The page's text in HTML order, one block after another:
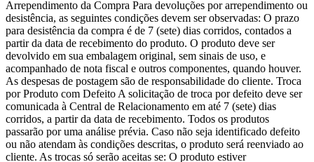
Arrependimento da Compra Para devoluções por arrependimento ou
desistência, as seguintes condições devem ser observadas: O prazo
para desistência da compra é de 7 (sete) dias corridos, contados a
partir da data de recebimento do produto. O produto deve ser
devolvido em sua embalagem original, sem sinais de uso, e
acompanhado de nota fiscal e outros componentes, quando houver.
As despesas de postagem são de responsabilidade do cliente. Troca
por Produto com Defeito A solicitação de troca por defeito deve ser
comunicada à Central de Relacionamento em até 7 (sete) dias
corridos, a partir da data de recebimento. Todos os produtos
passarão por uma análise prévia. Caso não seja identificado defeito
ou não atendam às condições descritas, o produto será reenviado ao
cliente. As trocas só serão aceitas se: O produto estiver